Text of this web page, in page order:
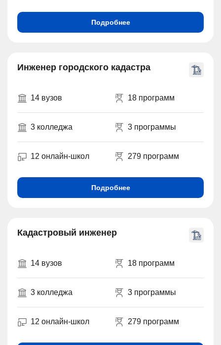
Подробнее
Инженер городского кадастра
14 вузов 18 программ
3 колледжа 3 программы
12 онлайн-школ 279 программ
Подробнее
Кадастровый инженер
14 вузов 18 программ
3 колледжа 3 программы
12 онлайн-школ 279 программ